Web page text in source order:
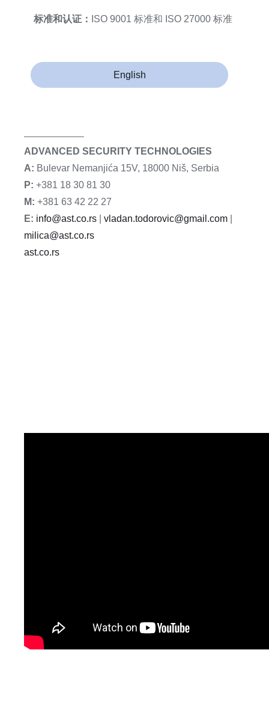
标准和认证： ISO 9001 标准和 ISO 27000 标准
English
ADVANCED SECURITY TECHNOLOGIES
A: Bulevar Nemanjića 15V, 18000 Niš, Serbia
P: +381 18 30 81 30
M: +381 63 42 22 27
E: info@ast.co.rs| vladan.todorovic@gmail.com|
milica@ast.co.rs
ast.co.rs